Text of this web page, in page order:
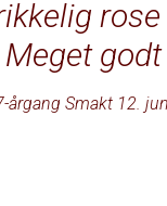
godt
årgang Smakt 12.